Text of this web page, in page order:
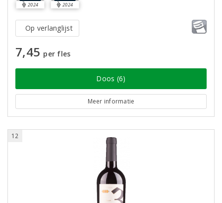
2024 2024
Op verlanglijst
7,45 per fles
Doos (6)
Meer informatie
12